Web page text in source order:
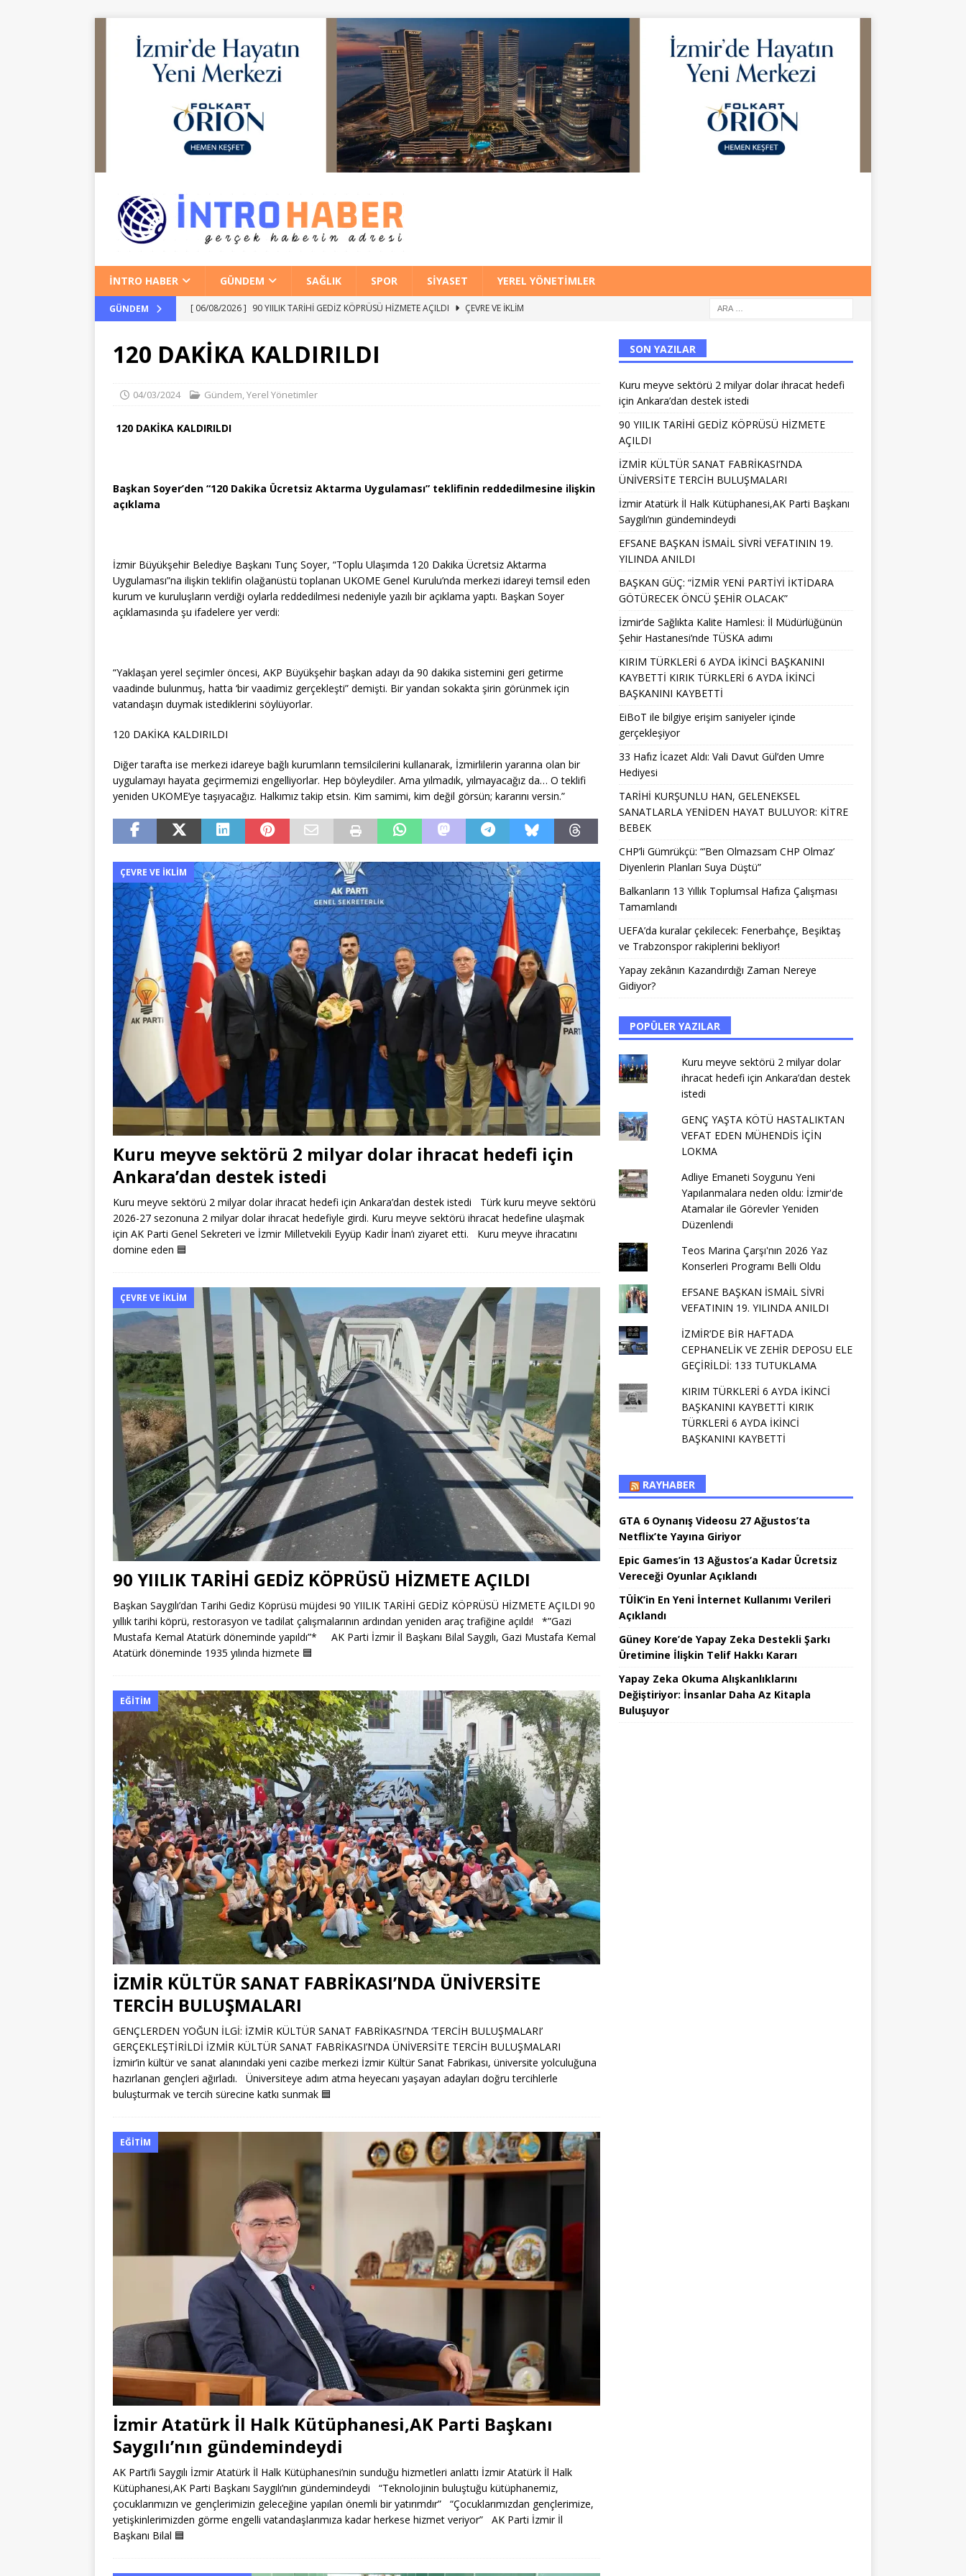
İNTRO HABER GÜNDEM SAĞLIK SPOR SIYASET YEREL YÖNETIMLER
GÜNDEM [ 06/08/2026 ] 90 YIILIK TARİHİ GEDİZ KÖPRÜSÜ HİZMETE AÇILDI
ÇEVRE VE İKLIM
[ 06/08/2026 ]
İzmir Atatürk İl Halk Kütüphanesi,AK Parti Başkanı Saygılı’nın gündemindeydi
[ 06/08/2026 ]
KURULUŞLARI
120 DAKİKA KALDIRILDI
04/03/2024 Gündem,Yerel Yönetimler
120 DAKİKA KALDIRILDI
Başkan Soyer’den “120 Dakika Ücretsiz Aktarma Uygulaması” teklifinin reddedilmesine ilişkin
açıklama
İzmir Büyükşehir Belediye Başkanı Tunç Soyer, “Toplu Ulaşımda 120 Dakika Ücretsiz Aktarma
Uygulaması”na ilişkin teklifin olağanüstü toplanan UKOME Genel Kurulu’nda merkezi idareyi temsil eden
kurum ve kuruluşların verdiği oylarla reddedilmesi nedeniyle yazılı bir açıklama yaptı. Başkan Soyer
açıklamasında şu ifadelere yer verdi:
“Yaklaşan yerel seçimler öncesi, AKP Büyükşehir başkan adayı da 90 dakika sistemini geri getirme
vaadinde bulunmuş, hatta ‘bir vaadimiz gerçekleşti” demişti. Bir yandan sokakta şirin görünmek için
vatandaşın duymak istediklerini söylüyorlar.
120 DAKİKA KALDIRILDI
Diğer tarafta ise merkezi idareye bağlı kurumların temsilcilerini kullanarak, İzmirlilerin yararına olan bir
uygulamayı hayata geçirmemizi engelliyorlar. Hep böyleydiler. Ama yılmadık, yılmayacağız da… O teklifi
yeniden UKOME’ye taşıyacağız. Halkımız takip etsin. Kim samimi, kim değil görsün; kararını versin.”
ÇEVRE VE İKLIM
Kuru meyve sektörü 2 milyar dolar ihracat hedefi için
Ankara’dan destek istedi
Kuru meyve sektörü 2 milyar dolar ihracat hedefi için Ankara’dan destek istedi Türk kuru meyve sektörü
2026-27 sezonuna 2 milyar dolar ihracat hedefiyle girdi. Kuru meyve sektörü ihracat hedefine ulaşmak
için AK Parti Genel Sekreteri ve İzmir Milletvekili Eyyüp Kadir İnan’ı ziyaret etti. Kuru meyve ihracatını
domine eden 🟦
ÇEVRE VE İKLIM
90 YIILIK TARİHİ GEDİZ KÖPRÜSÜ HİZMETE AÇILDI
Başkan Saygılı’dan Tarihi Gediz Köprüsü müjdesi 90 YIILIK TARİHİ GEDİZ KÖPRÜSÜ HİZMETE AÇILDI 90
yıllık tarihi köprü, restorasyon ve tadilat çalışmalarının ardından yeniden araç trafiğine açıldı! *”Gazi
Mustafa Kemal Atatürk döneminde yapıldı”* AK Parti İzmir İl Başkanı Bilal Saygılı, Gazi Mustafa Kemal
Atatürk döneminde 1935 yılında hizmete 🟦
EĞITIM
İZMİR KÜLTÜR SANAT FABRİKASI’NDA ÜNİVERSİTE
TERCİH BULUŞMALARI
GENÇLERDEN YOĞUN İLGİ: İZMİR KÜLTÜR SANAT FABRİKASI’NDA ‘TERCİH BULUŞMALARI’
GERÇEKLEŞTİRİLDİ İZMİR KÜLTÜR SANAT FABRİKASI’NDA ÜNİVERSİTE TERCİH BULUŞMALARI
İzmir’in kültür ve sanat alanındaki yeni cazibe merkezi İzmir Kültür Sanat Fabrikası, üniversite yolculuğuna
hazırlanan gençleri ağırladı. Üniversiteye adım atma heyecanı yaşayan adayları doğru tercihlerle
buluşturmak ve tercih sürecine katkı sunmak 🟦
EĞITIM
İzmir Atatürk İl Halk Kütüphanesi,AK Parti Başkanı
Saygılı’nın gündemindeydi
AK Parti’li Saygılı İzmir Atatürk İl Halk Kütüphanesi’nin sunduğu hizmetleri anlattı İzmir Atatürk İl Halk
Kütüphanesi,AK Parti Başkanı Saygılı’nın gündemindeydi “Teknolojinin buluştuğu kütüphanemiz,
çocuklarımızın ve gençlerimizin geleceğine yapılan önemli bir yatırımdır” “Çocuklarımızdan gençlerimize,
yetişkinlerimizden görme engelli vatandaşlarımıza kadar herkese hizmet veriyor” AK Parti İzmir İl
Başkanı Bilal 🟦
SON YAZILAR
Kuru meyve sektörü 2 milyar dolar ihracat hedefi
için Ankara’dan destek istedi
90 YIILIK TARİHİ GEDİZ KÖPRÜSÜ HİZMETE
AÇILDI
İZMİR KÜLTÜR SANAT FABRİKASI’NDA
ÜNİVERSİTE TERCİH BULUŞMALARI
İzmir Atatürk İl Halk Kütüphanesi,AK Parti Başkanı
Saygılı’nın gündemindeydi
EFSANE BAŞKAN İSMAİL SİVRİ VEFATININ 19.
YILINDA ANILDI
BAŞKAN GÜÇ: “İZMİR YENİ PARTİYİ İKTİDARA
GÖTÜRECEK ÖNCÜ ŞEHİR OLACAK”
İzmir’de Sağlıkta Kalite Hamlesi: İl Müdürlüğünün
Şehir Hastanesi’nde TÜSKA adımı
KIRIM TÜRKLERİ 6 AYDA İKİNCİ BAŞKANINI
KAYBETTİ KIRIK TÜRKLERİ 6 AYDA İKİNCİ
BAŞKANINI KAYBETTİ
EiBoT ile bilgiye erişim saniyeler içinde
gerçekleşiyor
33 Hafız İcazet Aldı: Vali Davut Gül’den Umre
Hediyesi
TARİHİ KURŞUNLU HAN, GELENEKSEL
SANATLARLA YENİDEN HAYAT BULUYOR: KİTRE
BEBEK
CHP’li Gümrükçü: “’Ben Olmazsam CHP Olmaz’
Diyenlerin Planları Suya Düştü”
Balkanların 13 Yıllık Toplumsal Hafıza Çalışması
Tamamlandı
UEFA’da kuralar çekilecek: Fenerbahçe, Beşiktaş
ve Trabzonspor rakiplerini bekliyor!
Yapay zekânın Kazandırdığı Zaman Nereye
Gidiyor?
POPÜLER YAZILAR
Kuru meyve sektörü 2 milyar dolar
ihracat hedefi için Ankara’dan destek
istedi
GENÇ YAŞTA KÖTÜ HASTALIKTAN
VEFAT EDEN MÜHENDİS İÇİN
LOKMA
Adliye Emaneti Soygunu Yeni
Yapılanmalara neden oldu: İzmir'de
Atamalar ile Görevler Yeniden
Düzenlendi
Teos Marina Çarşı'nın 2026 Yaz
Konserleri Programı Belli Oldu
EFSANE BAŞKAN İSMAİL SİVRİ
VEFATININ 19. YILINDA ANILDI
İZMİR’DE BİR HAFTADA
CEPHANELİK VE ZEHİR DEPOSU ELE
GEÇİRİLDİ: 133 TUTUKLAMA
KIRIM TÜRKLERİ 6 AYDA İKİNCİ
BAŞKANINI KAYBETTİ KIRIK
TÜRKLERİ 6 AYDA İKİNCİ
BAŞKANINI KAYBETTİ
RAYHABER
GTA 6 Oynanış Videosu 27 Ağustos’ta
Netflix’te Yayına Giriyor
Epic Games’in 13 Ağustos’a Kadar Ücretsiz
Vereceği Oyunlar Açıklandı
TÜİK’in En Yeni İnternet Kullanımı Verileri
Açıklandı
Güney Kore’de Yapay Zeka Destekli Şarkı
Üretimine İlişkin Telif Hakkı Kararı
Yapay Zeka Okuma Alışkanlıklarını
Değiştiriyor: İnsanlar Daha Az Kitapla
Buluşuyor